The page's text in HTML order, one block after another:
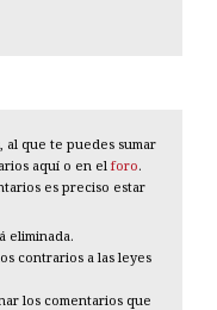
al que te puedes sumar
aquí o en el foro.
es preciso estar
eliminada.
contrarios a las leyes
los comentarios que